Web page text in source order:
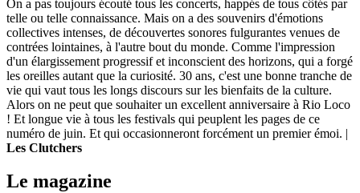
On a pas toujours écouté tous les concerts, happés de tous côtés par
telle ou telle connaissance. Mais on a des souvenirs d'émotions
collectives intenses, de découvertes sonores fulgurantes venues de
contrées lointaines, à l'autre bout du monde. Comme l'impression
d'un élargissement progressif et inconscient des horizons, qui a forgé
les oreilles autant que la curiosité. 30 ans, c'est une bonne tranche de
vie qui vaut tous les longs discours sur les bienfaits de la culture.
Alors on ne peut que souhaiter un excellent anniversaire à Rio Loco
! Et longue vie à tous les festivals qui peuplent les pages de ce
numéro de juin. Et qui occasionneront forcément un premier émoi. |
Les Clutchers
Le magazine